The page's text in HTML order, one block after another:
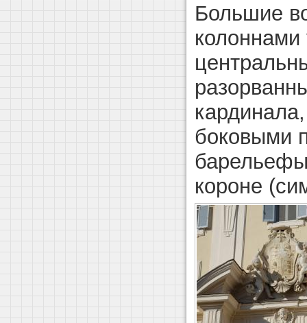
Большие
боковыми
короне